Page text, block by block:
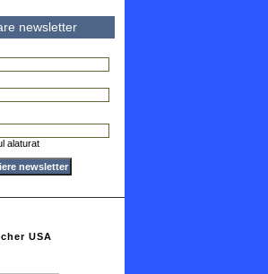
newsletter
alaturat
USA